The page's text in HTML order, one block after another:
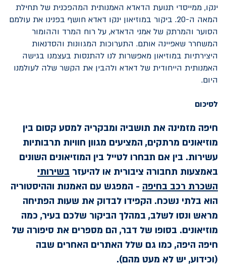
ינקו, ממייסדי תנועת הדאדא האמנותית המהפכנית של תחילת
המאה ה-20. ביקור במוזיאון ינקו דאדא חושף בפנינו את עולמם
הסוער והמרתק של אמני הדאדא, על רוח המרד וההומור
המשחרר שאפיינה אותם. התערוכות המגוונות והסדנאות
היצירתיות במוזיאון מאפשרות לנו להתנסות בעצמנו בגישה
האמנותית הייחודית של דאדא ולהבין את הקשר שלה לעולמנו
היום.
לסיכום
חיפה מזמינה את תושביה ומבקריה למסע קסום בין
מוזיאונים מרתקים, המציעים מגוון חוויות תרבותיות
עשירות. בין אם תבחרו לטייל בין המוזיאונים השונים
באמצעות תחבורה ציבורית או להיעזר בשירותי
השכרת רכב בחיפה - המפגש עם האמנות וההיסטוריה
הוא בלתי נשכח. הקפידו לבדוק את שעות הפתיחה
מראש ונסו לשלב, במהלך הביקור שלכם בעיר, כמה
מוזיאונים. בסופו של דבר, הם מספרים את סיפורה של
חיפה היפה, כמו גם שלל האתרים האחרים שבה
(וכידוע, יש לא מעט מהם).